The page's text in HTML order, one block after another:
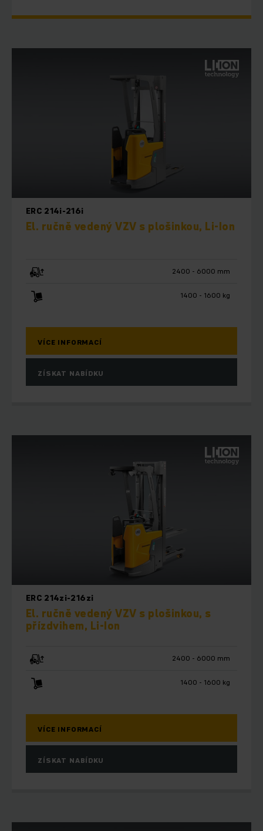
ERC 214i-216i
El. ručně vedený VZV s plošinkou, Li-Ion
2400 - 6000 mm
1400 - 1600 kg
VÍCE INFORMACÍ
ZÍSKAT NABÍDKU
ERC 214zi-216zi
El. ručně vedený VZV s plošinkou, s
přízdvihem, Li-Ion
2400 - 6000 mm
1400 - 1600 kg
VÍCE INFORMACÍ
ZÍSKAT NABÍDKU